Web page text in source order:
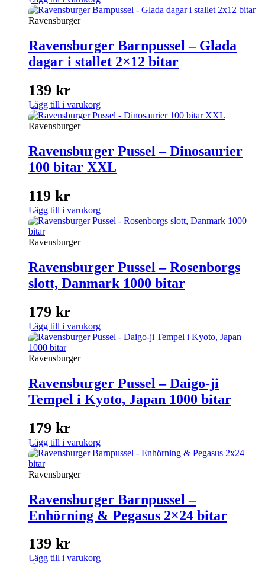
Ravensburger
Ravensburger Barnpussel – Glada
dagar i stallet 2×12 bitar
139 kr
Lägg till i varukorg
Ravensburger
Ravensburger Pussel – Dinosaurier
100 bitar XXL
119 kr
Lägg till i varukorg
Ravensburger
Ravensburger Pussel – Rosenborgs
slott, Danmark 1000 bitar
179 kr
Lägg till i varukorg
Ravensburger
Ravensburger Pussel – Daigo-ji
Tempel i Kyoto, Japan 1000 bitar
179 kr
Lägg till i varukorg
Ravensburger
Ravensburger Barnpussel –
Enhörning & Pegasus 2×24 bitar
139 kr
Lägg till i varukorg